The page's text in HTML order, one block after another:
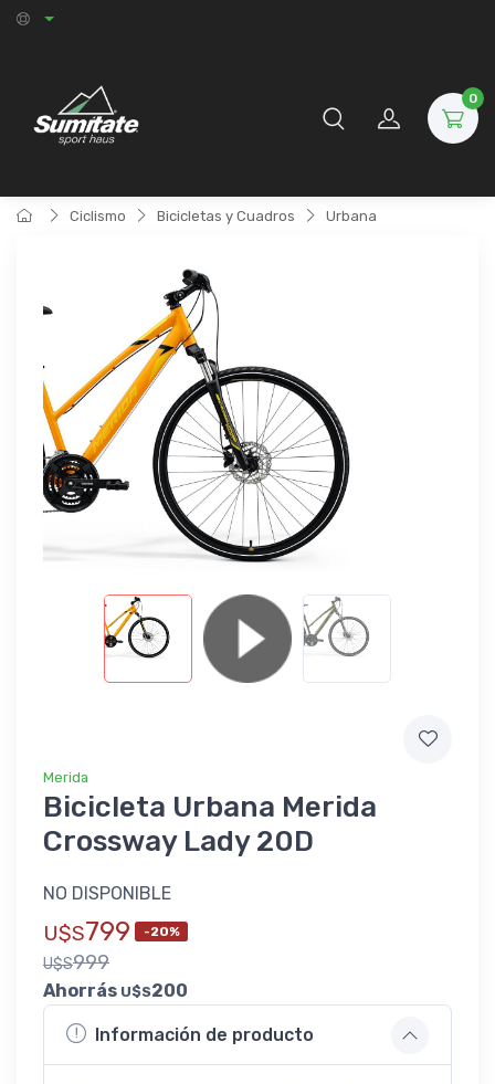
0
Ciclismo Bicicletas y Cuadros Urbana
Merida
Bicicleta Urbana Merida
Crossway Lady 20D
NO DISPONIBLE
U$S799 -20%
U$S999
Ahorrás U$S200
Información de producto